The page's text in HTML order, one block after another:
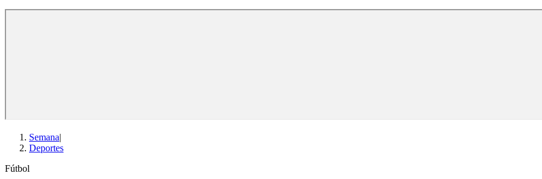
Semana|
Deportes
Fútbol